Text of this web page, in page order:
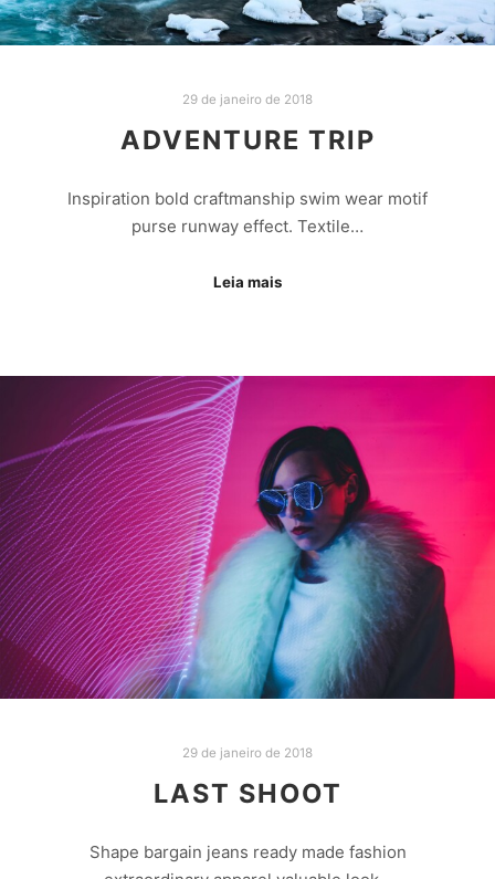
29 de janeiro de 2018
ADVENTURE TRIP
Inspiration bold craftmanship swim wear motif
purse runway effect. Textile…
Leia mais
29 de janeiro de 2018
LAST SHOOT
Shape bargain jeans ready made fashion